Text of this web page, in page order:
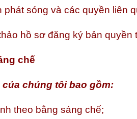
phát sóng và các quyền liên
hồ sơ đăng ký bản quyền
chế
của chúng tôi bao gồm:
theo bằng sáng chế;